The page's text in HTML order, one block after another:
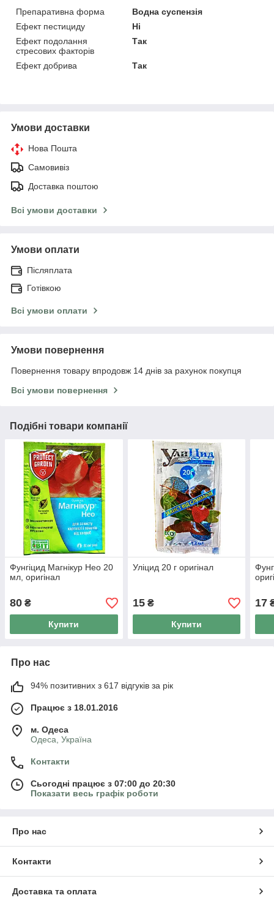
Препаративна форма
Водна суспензія
Ефект пестициду
Ні
Ефект подолання
стресових факторів
Так
Ефект добрива Так
Умови доставки
Нова Пошта
Самовивіз
Доставка поштою
Всі умови доставки
Умови оплати
Післяплата
Готівкою
Всі умови оплати
Умови повернення
Повернення товару впродовж 14 днів за рахунок покупця
Всі умови повернення
Подібні товари компанії
Фунгіцид Магнікур Нео 20
мл, оригінал
80 ₴
Купити
Уліцид 20 г оригінал
15₴
Купити
17
Про нас
94% позитивних з 617 відгуків за рік
Працює з 18.01.2016
м. Одеса
Одеса, Україна
Контакти
Сьогодні працює з 07:00 до 20:30
Показати весь графік роботи
Про нас
Контакти
Доставка та оплата